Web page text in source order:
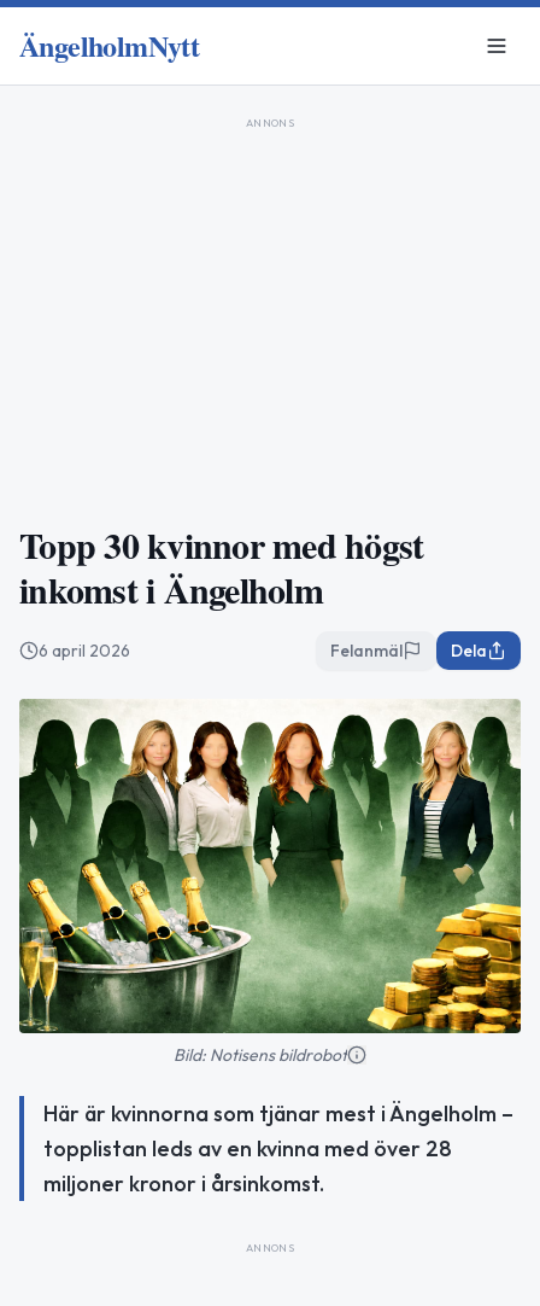
ÄngelholmNytt
ANNONS
Topp 30 kvinnor med högst
inkomst i Ängelholm
6 april 2026 Felanmäl Dela
Bild: Notisens bildrobot
Här är kvinnorna som tjänar mest i Ängelholm –
topplistan leds av en kvinna med över 28
miljoner kronor i årsinkomst.
ANNONS